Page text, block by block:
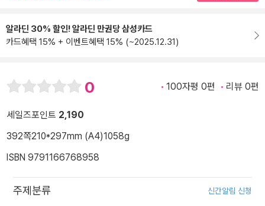
알라딘 30% 할인! 알라딘 만권당 삼성카드
카드혜택 15% + 이벤트혜택 15% (~2025.12.31)
0 100자평 0편 리뷰 0편
세일즈포인트 2,190
392쪽210*297mm (A4)1058g
ISBN 9791166768958
주제분류 신간알림 신청